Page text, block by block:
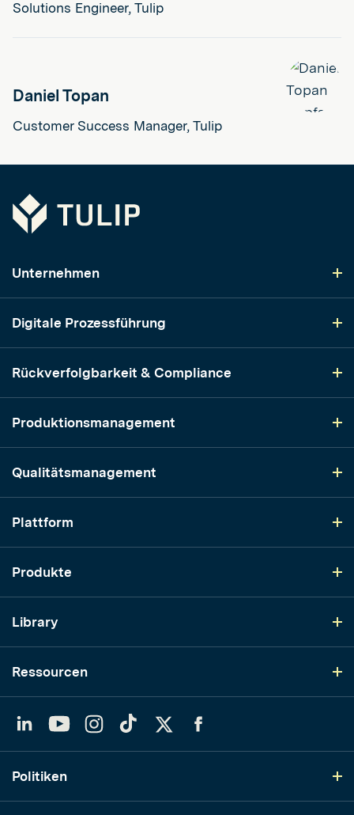
Solutions Engineer, Tulip
Daniel Topan
Customer Success Manager, Tulip
Tulip
Unternehmen
Digitale Prozessführung
Rückverfolgbarkeit & Compliance
Produktionsmanagement
Qualitätsmanagement
Plattform
Produkte
Library
Ressourcen
YouTubeInstagram
TikTok
Politiken